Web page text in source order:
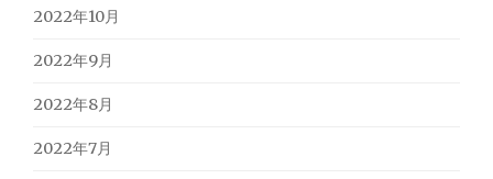
2022年10月
2022年9月
2022年8月
2022年7月